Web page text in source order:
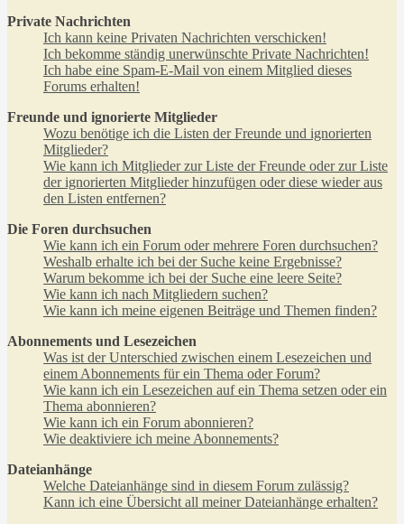
Private Nachrichten
Ich kann keine Privaten Nachrichten verschicken!
Ich bekomme ständig unerwünschte Private Nachrichten!
Ich habe eine Spam-E-Mail von einem Mitglied dieses
Forums erhalten!
Freunde und ignorierte Mitglieder
Wozu benötige ich die Listen der Freunde und ignorierten
Mitglieder?
Wie kann ich Mitglieder zur Liste der Freunde oder zur Liste
der ignorierten Mitglieder hinzufügen oder diese wieder aus
den Listen entfernen?
Die Foren durchsuchen
Wie kann ich ein Forum oder mehrere Foren durchsuchen?
Weshalb erhalte ich bei der Suche keine Ergebnisse?
Warum bekomme ich bei der Suche eine leere Seite?
Wie kann ich nach Mitgliedern suchen?
Wie kann ich meine eigenen Beiträge und Themen finden?
Abonnements und Lesezeichen
Was ist der Unterschied zwischen einem Lesezeichen und
einem Abonnements für ein Thema oder Forum?
Wie kann ich ein Lesezeichen auf ein Thema setzen oder ein
Thema abonnieren?
Wie kann ich ein Forum abonnieren?
Wie deaktiviere ich meine Abonnements?
Dateianhänge
Welche Dateianhänge sind in diesem Forum zulässig?
Kann ich eine Übersicht all meiner Dateianhänge erhalten?